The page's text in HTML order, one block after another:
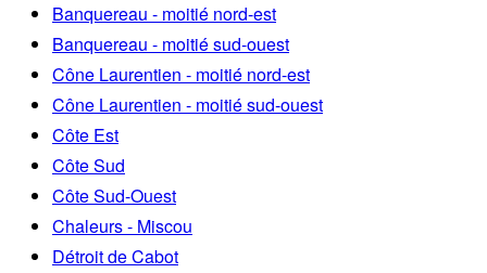
Banquereau - moitié nord-est
Banquereau - moitié sud-ouest
Cône Laurentien - moitié nord-est
Cône Laurentien - moitié sud-ouest
Côte Est
Côte Sud
Côte Sud-Ouest
Chaleurs - Miscou
Détroit de Cabot